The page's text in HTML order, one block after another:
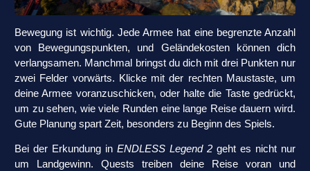
Bewegung ist wichtig. Jede Armee hat eine begrenzte Anzahl
von Bewegungspunkten, und Geländekosten können dich
verlangsamen. Manchmal bringst du dich mit drei Punkten nur
zwei Felder vorwärts. Klicke mit der rechten Maustaste, um
deine Armee voranzuschicken, oder halte die Taste gedrückt,
um zu sehen, wie viele Runden eine lange Reise dauern wird.
Gute Planung spart Zeit, besonders zu Beginn des Spiels.
Bei der Erkundung in ENDLESS Legend 2 geht es nicht nur
um Landgewinn. Quests treiben deine Reise voran und